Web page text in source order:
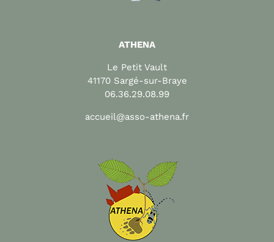
ATHENA
Le Petit Vault
41170 Sargé-sur-Braye
06.36.29.08.99
accueil@asso-athena.fr